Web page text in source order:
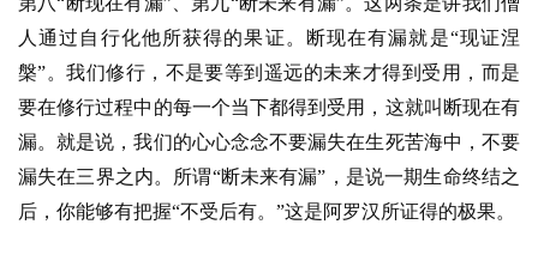
点
僧
音
高
访
谈
人通过自行化他所获得的果证。断现在有漏就是“现证涅
槃”。我们修行，不是要等到遥远的未来才得到受用，而是
要在修行过程中的每一个当下都得到受用，这就叫断现在有
漏。就是说，我们的心心念念不要漏失在生死苦海中，不要
漏失在三界之内。所谓“断未来有漏”，是说一期生命终结之
后，你能够有把握“不受后有。”这是阿罗汉所证得的极果。